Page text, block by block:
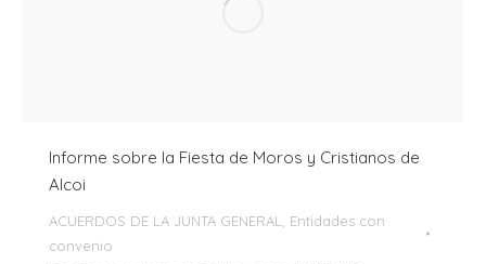
Informe sobre la Fiesta de Moros y Cristianos de
Alcoi
ACUERDOS DE LA JUNTA GENERAL
Entidades con
convenio